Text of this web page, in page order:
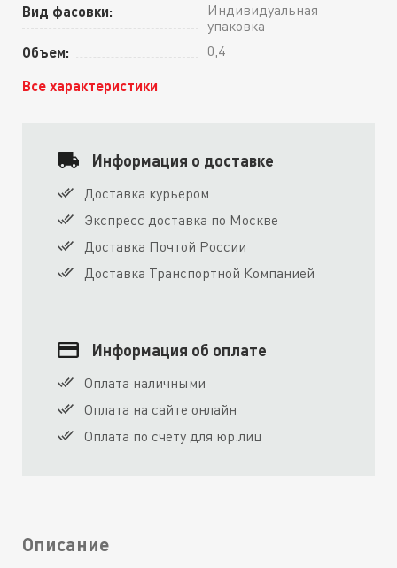
Вид фасовки:
Индивидуальная
упаковка
Объем: 0,4
Все характеристики
Информация о доставке
Доставка курьером
Экспресс доставка по Москве
Доставка Почтой России
Доставка Транспортной Компанией
Информация об оплате
Оплата наличными
Оплата на сайте онлайн
Оплата по счету для юр.лиц
Описание